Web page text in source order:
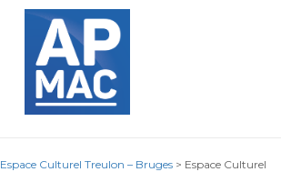
Espace Culturel Treulon – Bruges > Espace Culturel